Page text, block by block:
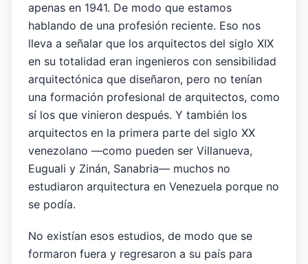
apenas en 1941. De modo que estamos
hablando de una profesión reciente. Eso nos
lleva a señalar que los arquitectos del siglo XIX
en su totalidad eran ingenieros con sensibilidad
arquitectónica que diseñaron, pero no tenían
una formación profesional de arquitectos, como
sí los que vinieron después. Y también los
arquitectos en la primera parte del siglo XX
venezolano —como pueden ser Villanueva,
Euguali y Zinán, Sanabria— muchos no
estudiaron arquitectura en Venezuela porque no
se podía.
No existían esos estudios, de modo que se
formaron fuera y regresaron a su país para